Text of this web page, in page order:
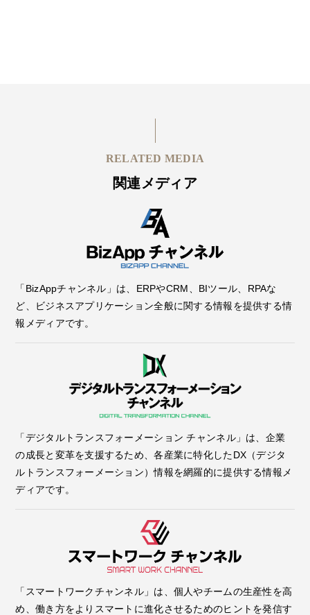
RELATED MEDIA
関連メディア
「BizAppチャンネル」は、ERPやCRM、BIツール、RPAな
ど、ビジネスアプリケーション全般に関する情報を提供する情
報メディアです。
「デジタルトランスフォーメーション チャンネル」は、企業
の成長と変革を支援するため、各産業に特化したDX（デジタ
ルトランスフォーメーション）情報を網羅的に提供する情報メ
ディアです。
「スマートワークチャンネル」は、個人やチームの生産性を高
め、働き方をよりスマートに進化させるためのヒントを発信す